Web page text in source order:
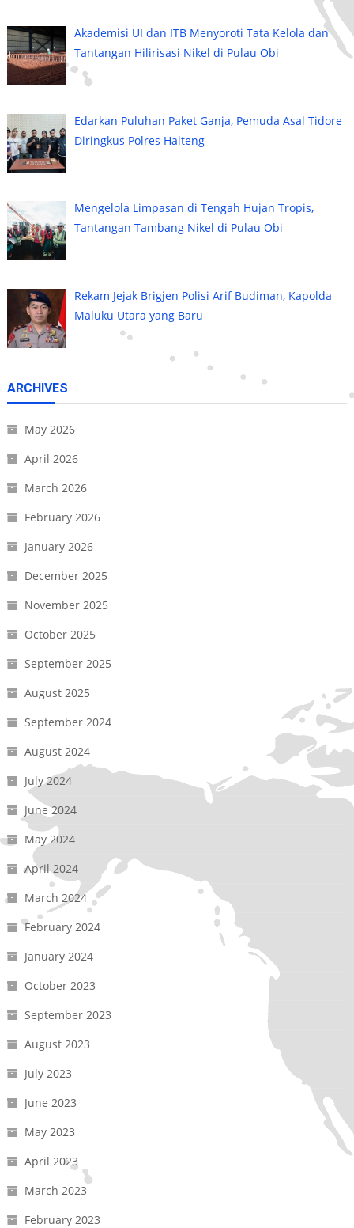
Akademisi UI dan ITB Menyoroti Tata Kelola dan
Tantangan Hilirisasi Nikel di Pulau Obi
Edarkan Puluhan Paket Ganja, Pemuda Asal Tidore
Diringkus Polres Halteng
Mengelola Limpasan di Tengah Hujan Tropis,
Tantangan Tambang Nikel di Pulau Obi
Rekam Jejak Brigjen Polisi Arif Budiman, Kapolda
Maluku Utara yang Baru
ARCHIVES
May 2026
April 2026
March 2026
February 2026
January 2026
December 2025
November 2025
October 2025
September 2025
August 2025
September 2024
August 2024
July 2024
June 2024
May 2024
April 2024
March 2024
February 2024
January 2024
October 2023
September 2023
August 2023
July 2023
June 2023
May 2023
April 2023
March 2023
February 2023